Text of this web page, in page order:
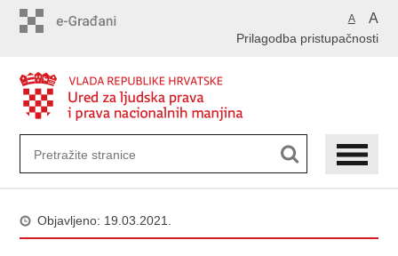
A A
Prilagodba pristupačnosti
Objavljeno: 19.03.2021.